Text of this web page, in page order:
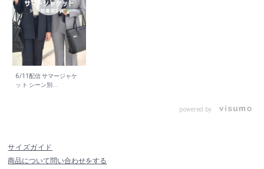
6/11配信 サマージャケ
ット シーン別...
powered by
サイズガイド
商品について問い合わせをする